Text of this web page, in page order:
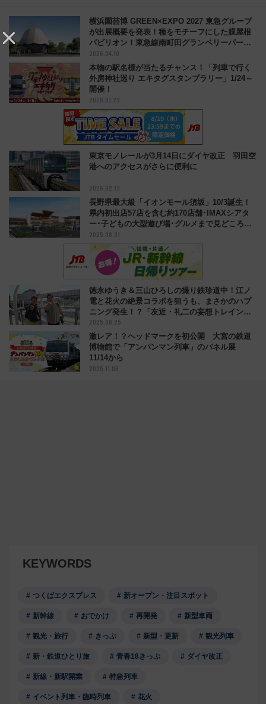
横浜園芸博 GREEN×EXPO 2027 東急グループ
が出展概要を発表！種をモチーフにした膜屋根
パビリオン！東急線南町田グランベリーパーク
近く
2026.04.10
本物の駅名標が当たるチャンス！「列車で行く
外房神社巡り エキタグスタンプラリー」1/24～
開催！
2026.01.23
東京モノレールが3月14日にダイヤ改正 羽田空
港へのアクセスがさらに便利に
2026.02.13
長野県最大級「イオンモール須坂」10/3誕生！
県内初出店57店を含む約170店舗･IMAXシアタ
ー･子どもの大型遊び場･グルメまで見どころ満
載
2025.08.31
徳永ゆうき＆三山ひろしの撮り鉄珍道中！江ノ
電と花火の絶景コラボを狙うも、まさかのハプ
ニング発生！？「友近・礼二の妄想トレイン」
8/26放送内容は？
2025.08.25
激レア！？ヘッドマークを初公開 大宮の鉄道
博物館で「アンパンマン列車」のパネル展
11/14から
2025.11.06
KEYWORDS
つくばエクスプレス 新オープン・注目スポット
新幹線 おでかけ 再開発 新型車両
観光・旅行 きっぷ 新型・更新 観光列車
新・鉄道ひとり旅 青春18きっぷ ダイヤ改正
新線・新駅開業 特急列車
イベント列車・臨時列車 花火